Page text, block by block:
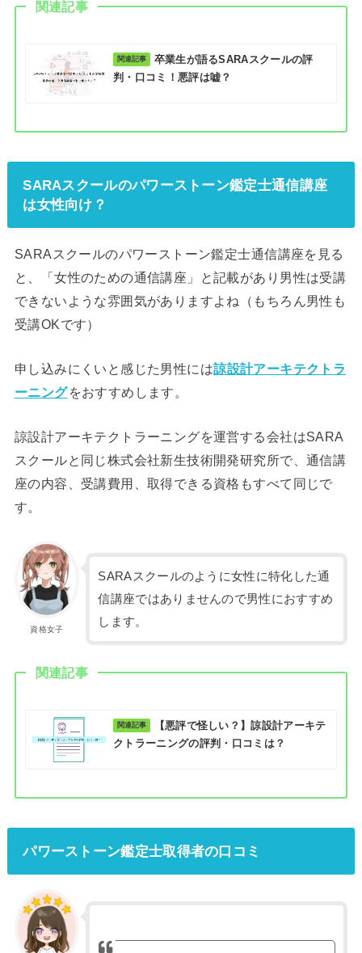
関連記事
卒業生が語るSARAスクールの評
判・口コミ！悪評は嘘？
SARAスクールのパワーストーン鑑定士通信講座
は女性向け？
SARAスクールのパワーストーン鑑定士通信講座を見る
と、「女性のための通信講座」と記載があり男性は受講
できないような雰囲気がありますよね（もちろん男性も
受講OKです）
申し込みにくいと感じた男性には諒設計アーキテクトラ
ーニングをおすすめします。
諒設計アーキテクトラーニングを運営する会社はSARA
スクールと同じ株式会社新生技術開発研究所で、通信講
座の内容、受講費用、取得できる資格もすべて同じで
す。
資格女子
SARAスクールのように女性に特化した通
信講座ではありませんので男性におすすめ
します。
関連記事
【悪評で怪しい？】諒設計アーキテ
クトラーニングの評判・口コミは？
パワーストーン鑑定士取得者の口コミ